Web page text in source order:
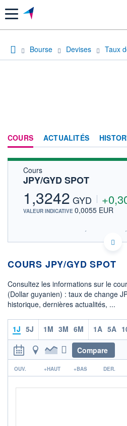
Menu
Bourse Devises Taux
COURS ACTUALITÉS
Cours
JPY/GYD SPOT
1,3242 GYD
VALEUR INDICATIVE 0,0055 EUR
SIX - FOREX 2 DONNÉES TEMPS
Politique d'exécution
OUVERTURE
1,3200
1,3247
COURS JPY/GYD SPOT
Consultez les informations sur le
(Dollar guyanien) : taux de change
historique, dernières actualités, ...
1J 5J 1M 3M 6M 1A 5A
Compare
r
OUV. +HAUT +BAS DER.